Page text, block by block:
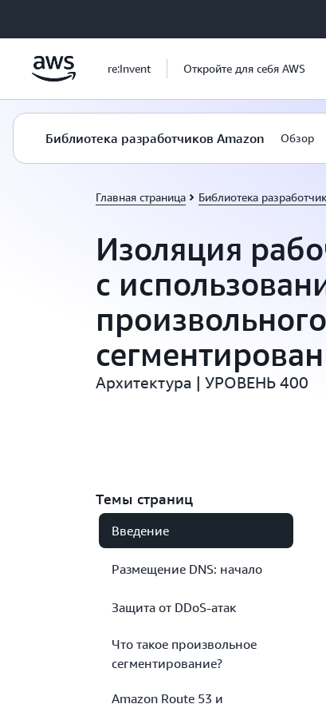
re:Invent Откройте для себя AWS
Библиотека разработчиков Amazon Обзор
Главная страница Библиотека
Изоляция
с
произвольного
Архитектура | УРОВЕНЬ 400
Темы страниц
Введение
Размещение DNS: начало
Защита от DDoS-атак
Что такое произвольное
сегментирование?
Amazon Route 53 и